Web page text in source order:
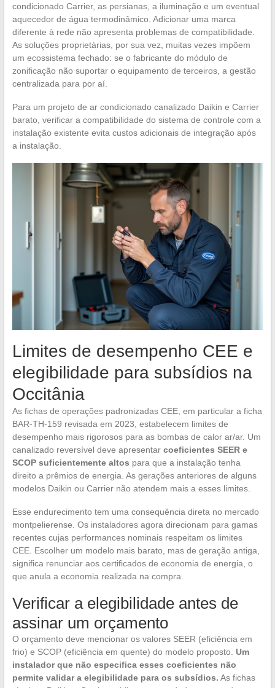
condicionado Carrier, as persianas, a iluminação e um eventual
aquecedor de água termodinâmico. Adicionar uma marca
diferente à rede não apresenta problemas de compatibilidade.
As soluções proprietárias, por sua vez, muitas vezes impõem
um ecossistema fechado: se o fabricante do módulo de
zonificação não suportar o equipamento de terceiros, a gestão
centralizada para por aí.
Para um projeto de ar condicionado canalizado Daikin e Carrier
barato, verificar a compatibilidade do sistema de controle com a
instalação existente evita custos adicionais de integração após
a instalação.
Limites de desempenho CEE e
elegibilidade para subsídios na
Occitânia
As fichas de operações padronizadas CEE, em particular a ficha
BAR-TH-159 revisada em 2023, estabelecem limites de
desempenho mais rigorosos para as bombas de calor ar/ar. Um
canalizado reversível deve apresentar coeficientes SEER e
SCOP suficientemente altos para que a instalação tenha
direito a prêmios de energia. As gerações anteriores de alguns
modelos Daikin ou Carrier não atendem mais a esses limites.
Esse endurecimento tem uma consequência direta no mercado
montpelierense. Os instaladores agora direcionam para gamas
recentes cujas performances nominais respeitam os limites
CEE. Escolher um modelo mais barato, mas de geração antiga,
significa renunciar aos certificados de economia de energia, o
que anula a economia realizada na compra.
Verificar a elegibilidade antes de
assinar um orçamento
O orçamento deve mencionar os valores SEER (eficiência em
frio) e SCOP (eficiência em quente) do modelo proposto. Um
instalador que não especifica esses coeficientes não
permite validar a elegibilidade para os subsídios. As fichas